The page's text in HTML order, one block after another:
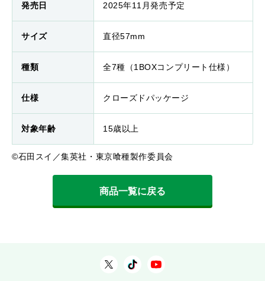
発売日 2025年11月発売予定
サイズ 直径57mm
種類 全7種（1BOXコンプリート仕様）
仕様 クローズドパッケージ
対象年齢 15歳以上
©石田スイ／集英社・東京喰種製作委員会
商品一覧に戻る